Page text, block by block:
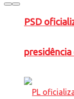
PSD
presidência